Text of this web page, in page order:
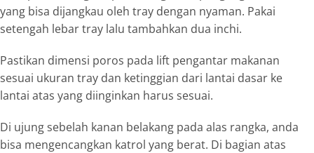
yang bisa dijangkau oleh tray dengan nyaman. Pakai
setengah lebartray lalu tambahkan dua inchi.
Pastikan dimensi poros pada lift pengantar makanan
sesuai ukuran tray dan ketinggian dari lantai dasar ke
lantai atas yang diinginkan harus sesuai.
Di ujung sebelah kanan belakang pada alas rangka, anda
bisa mengencangkan katrol yang berat. Di bagian atas